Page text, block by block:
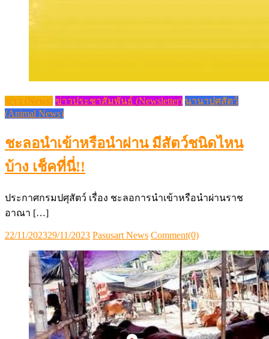
ข่าว (News) ข่าวประชาสัมพันธ์ (Newsletter) นานาปศุสัตว์
(Animal News)
ชะลอนำเข้าหรือนำผ่าน มีสัตว์ชนิดไหน
บ้าง เช็คที่นี่!!
ประกาศกรมปศุสัตว์ เรื่อง ชะลอการนำเข้าหรือนำผ่านราช
อาณา […]
Posted
22/11/202329/11/2023 Author
Pasusart News Comment(0)